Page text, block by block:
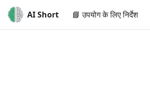
AI Short 📘 उपयोग के लिए निर्देश